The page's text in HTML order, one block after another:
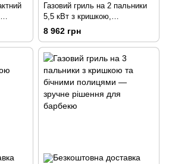
Газовий гриль на 2 пальники
5,5 кВт з кришкою,
термометром та боковими
полицями
8 962 грн